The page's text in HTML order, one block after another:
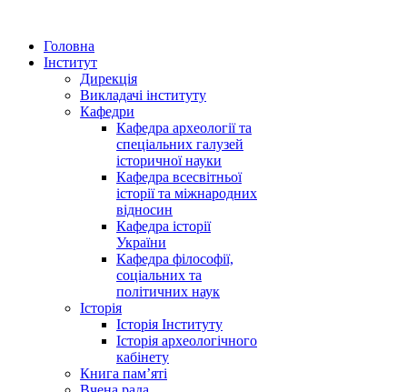
Головна
Інститут
Дирекція
Викладачі інституту
Кафедри
Кафедра археології та
спеціальних галузей
історичної науки
Кафедра всесвітньої
історії та міжнародних
відносин
Кафедра історії
України
Кафедра філософії,
соціальних та
політичних наук
Історія
Історія Інституту
Історія археологічного
кабінету
Книга памʼяті